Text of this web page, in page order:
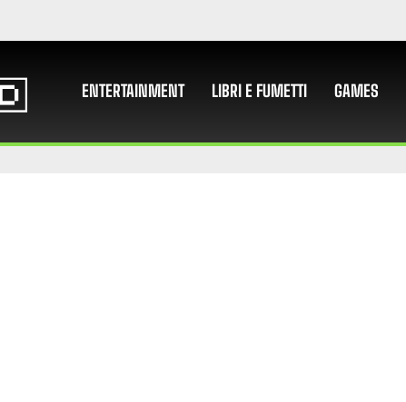
ENTERTAINMENT LIBRI E FUMETTI GAMES